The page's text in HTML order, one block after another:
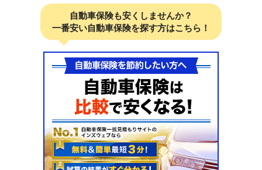
自動車保険も安くしませんか？
一番安い自動車保険を探す方はこちら！